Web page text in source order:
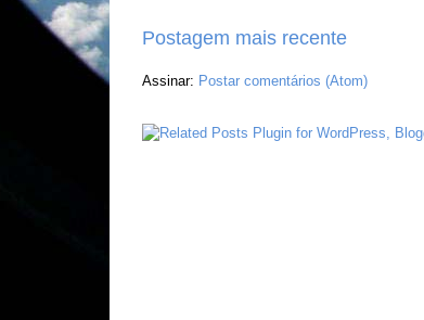
Postagem mais recente
Assinar: Postar comentários (Atom)